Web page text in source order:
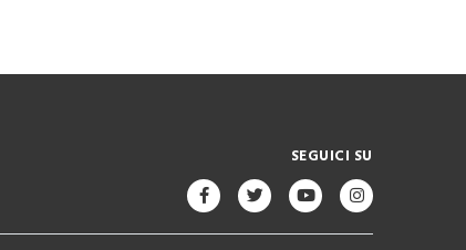
SEGUICI SU